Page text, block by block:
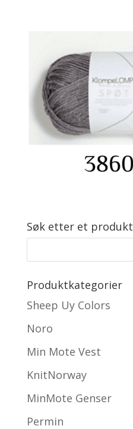
Søk etter et produkt
Produktkategorier
Sheep Uy Colors
Noro
Min Mote Vest
KnitNorway
MinMote Genser
Permin